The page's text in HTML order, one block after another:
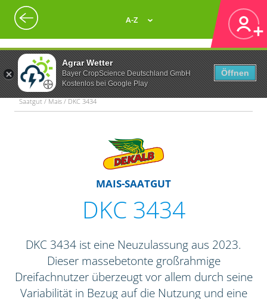
Agrar Wetter
Bayer CropScience Deutschland GmbH
Kostenlos bei Google Play
Öffnen
A-Z
Saatgut / Mais / DKC 3434
MAIS-SAATGUT
DKC 3434
DKC 3434 ist eine Neuzulassung aus 2023.
Dieser massebetonte großrahmige
Dreifachnutzer überzeugt vor allem durch seine
Variabilität in Bezug auf die Nutzung und eine